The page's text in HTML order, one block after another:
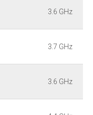
3.6 GHz
3.7 GHz
3.6 GHz